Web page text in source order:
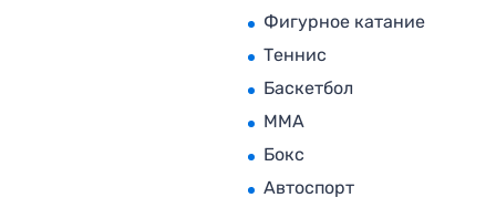
Фигурное катание
Теннис
Баскетбол
MMA
Бокс
Автоспорт